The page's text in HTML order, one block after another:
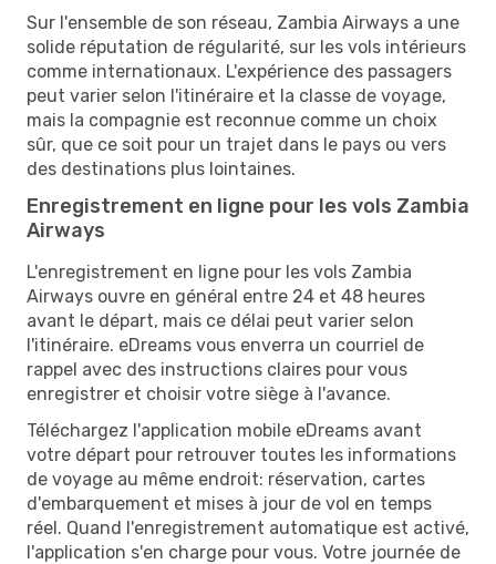
Sur l'ensemble de son réseau, Zambia Airways a une
solide réputation de régularité, sur les vols intérieurs
comme internationaux. L'expérience des passagers
peut varier selon l'itinéraire et la classe de voyage,
mais la compagnie est reconnue comme un choix
sûr, que ce soit pour un trajet dans le pays ou vers
des destinations plus lointaines.
Enregistrement en ligne pour les vols Zambia
Airways
L'enregistrement en ligne pour les vols Zambia
Airways ouvre en général entre 24 et 48 heures
avant le départ, mais ce délai peut varier selon
l'itinéraire. eDreams vous enverra un courriel de
rappel avec des instructions claires pour vous
enregistrer et choisir votre siège à l'avance.
Téléchargez l'application mobile eDreams avant
votre départ pour retrouver toutes les informations
de voyage au même endroit: réservation, cartes
d'embarquement et mises à jour de vol en temps
réel. Quand l'enregistrement automatique est activé,
l'application s'en charge pour vous. Votre journée de